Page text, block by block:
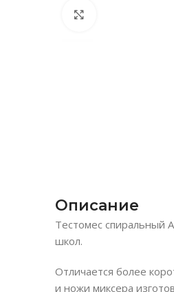
Описание
Тестомес спиральный
школ.
Отличается более
и ножи миксера